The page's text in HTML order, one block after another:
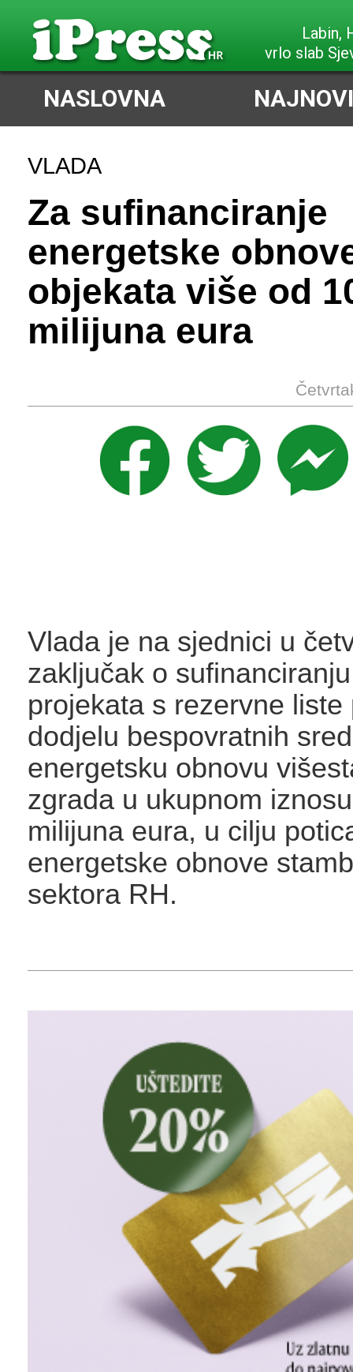
slabi
NASLOVNA
VLADA
Za sufinanciranje
energetske
objekata više od
milijuna eura
Vlada je na sjednici u
zaključak o
projekata s rezervne liste
dodjelu bespovratnih
energetsku obnovu
zgrada u ukupnom
milijuna eura, u cilju
energetske obnove
sektora RH.